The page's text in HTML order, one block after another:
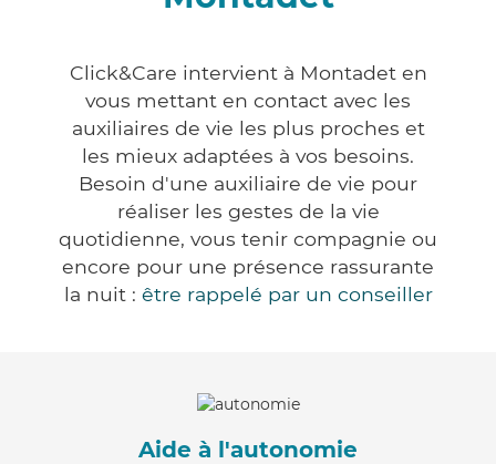
Click&Care intervient à Montadet en
vous mettant en contact avec les
auxiliaires de vie les plus proches et
les mieux adaptées à vos besoins.
Besoin d'une auxiliaire de vie pour
réaliser les gestes de la vie
quotidienne, vous tenir compagnie ou
encore pour une présence rassurante
la nuit : être rappelé par un conseiller
Aide à l'autonomie